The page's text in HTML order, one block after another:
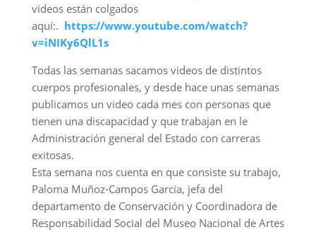
videos están colgados
aquí:. https://www.youtube.com/watch?
v=iNIKy6QlL1s
Todas las semanas sacamos videos de distintos
cuerpos profesionales, y desde hace unas semanas
publicamos un video cada mes con personas que
tienen una discapacidad y que trabajan en le
Administración general del Estado con carreras
exitosas.
Esta semana nos cuenta en que consiste su trabajo,
Paloma Muñoz-Campos García, jefa del
departamento de Conservación y Coordinadora de
Responsabilidad Social del Museo Nacional de Artes